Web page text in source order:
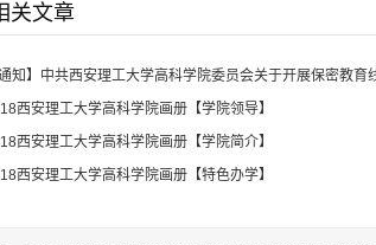
关文章
通知】中共西安理工大学高科学院委员会关于开展保密教育
西安理工大学高科学院画册【学院领导】
西安理工大学高科学院画册【学院简介】
西安理工大学高科学院画册【特色办学】